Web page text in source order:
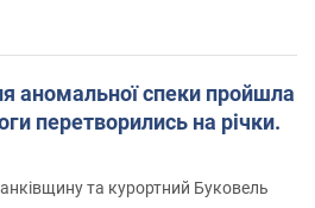
аномальної спеки пройшла
перетворились на річки.
та курортний Буковель